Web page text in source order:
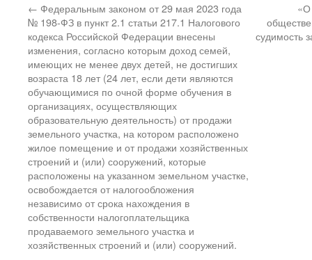
← Федеральным законом от 29 мая 2023 года
№ 198-ФЗ в пункт 2.1 статьи 217.1 Налогового
кодекса Российской Федерации внесены
изменения, согласно которым доход семей,
имеющих не менее двух детей, не достигших
возраста 18 лет (24 лет, если дети являются
обучающимися по очной форме обучения в
организациях, осуществляющих
образовательную деятельность) от продажи
земельного участка, на котором расположено
жилое помещение и от продажи хозяйственных
строений и (или) сооружений, которые
расположены на указанном земельном участке,
освобождается от налогообложения
независимо от срока нахождения в
собственности налогоплательщика
продаваемого земельного участка и
хозяйственных строений и (или) сооружений.
«О
судимость